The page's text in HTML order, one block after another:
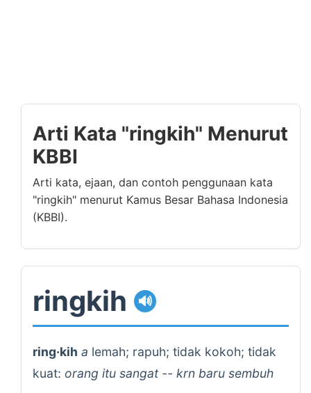
Arti Kata "ringkih" Menurut
KBBI
Arti kata, ejaan, dan contoh penggunaan kata
"ringkih" menurut Kamus Besar Bahasa Indonesia
(KBBI).
ringkih 🔊
ring·kih a lemah; rapuh; tidak kokoh; tidak
kuat: orang itu sangat -- krn baru sembuh